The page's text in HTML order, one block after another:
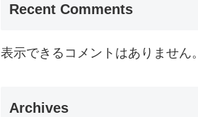
Recent Comments
表示できるコメントはありません。
Archives